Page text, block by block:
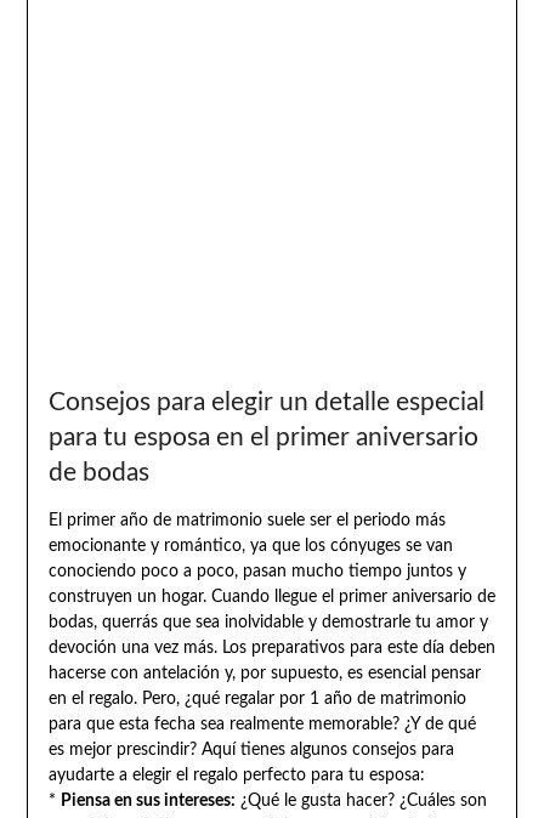
Consejos para elegir un detalle especial
para tu esposa en el primer aniversario
de bodas
El primer año de matrimonio suele ser el periodo más
emocionante y romántico, ya que los cónyuges se van
conociendo poco a poco, pasan mucho tiempo juntos y
construyen un hogar. Cuando llegue el primer aniversario de
bodas, querrás que sea inolvidable y demostrarle tu amor y
devoción una vez más. Los preparativos para este día deben
hacerse con antelación y, por supuesto, es esencial pensar
en el regalo. Pero, ¿qué regalar por 1 año de matrimonio
para que esta fecha sea realmente memorable? ¿Y de qué
es mejor prescindir? Aquí tienes algunos consejos para
ayudarte a elegir el regalo perfecto para tu esposa:
* Piensa en sus intereses: ¿Qué le gusta hacer? ¿Cuáles son